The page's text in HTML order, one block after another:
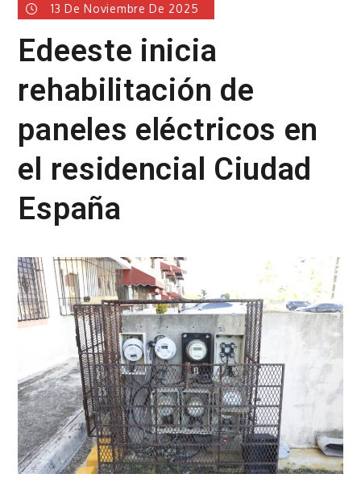
13 De Noviembre De 2025
Edeeste inicia
rehabilitación de
paneles eléctricos en
el residencial Ciudad
España